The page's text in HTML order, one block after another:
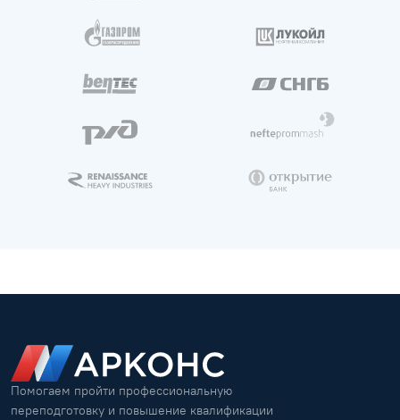
Помогаем пройти профессиональную
переподготовку и повышение квалификации